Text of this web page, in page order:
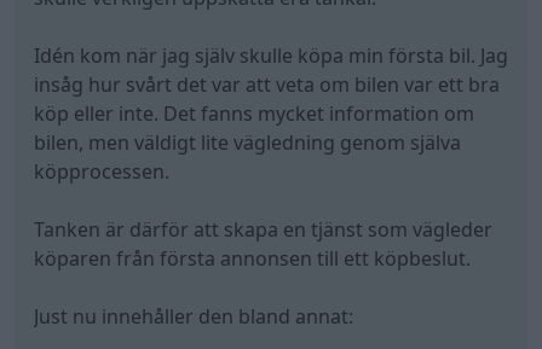
Idén kom när jag själv skulle köpa min första bil. Jag
insåg hur svårt det var att veta om bilen var ett bra
köp eller inte. Det fanns mycket information om
bilen, men väldigt lite vägledning genom själva
köpprocessen.
Tanken är därför att skapa en tjänst som vägleder
köparen från första annonsen till ett köpbeslut.
Just nu innehåller den bland annat: